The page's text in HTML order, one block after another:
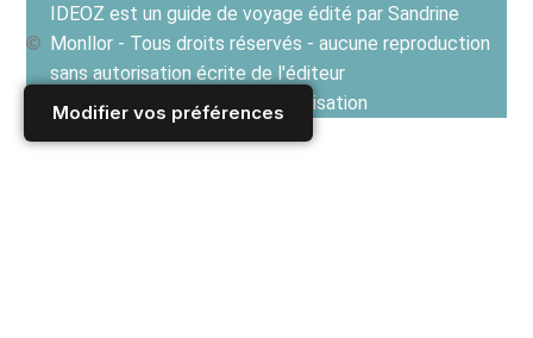
Modifier vos préférences
IDEOZ est un guide de voyage édité par Sandrine
Monllor - Tous droits réservés - aucune reproduction
sans autorisation écrite de l'éditeur
Voir les Conditions générales d'utilisation